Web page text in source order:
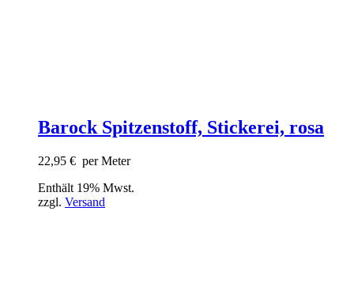
Barock Spitzenstoff, Stickerei, rosa
22,95 € per Meter
Enthält 19% Mwst.
zzgl. Versand